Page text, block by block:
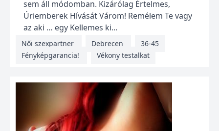
sem áll módomban. Kizárólag Értelmes,
Úriemberek Hívását Várom! Remélem Te vagy
az aki … egy Kellemes ki...
Női szexpartner Debrecen
36-45
Fényképgarancia!
Vékony testalkat